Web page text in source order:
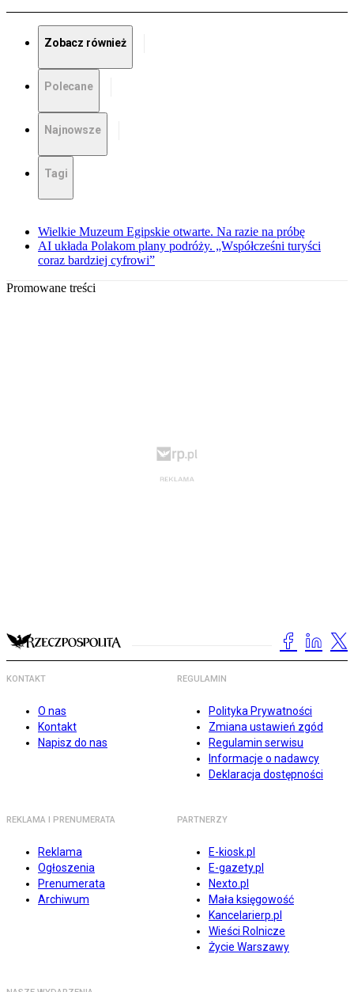
Zobacz również
Polecane
Najnowsze
Tagi
Wielkie Muzeum Egipskie otwarte. Na razie na próbę
AI układa Polakom plany podróży. „Współcześni turyści
coraz bardziej cyfrowi”
Promowane treści
KONTAKT
O nas
Kontakt
Napisz do nas
REGULAMIN
Polityka Prywatności
Zmiana ustawień zgód
Regulamin serwisu
Informacje o nadawcy
Deklaracja dostępności
REKLAMA I PRENUMERATA
Reklama
Ogłoszenia
Prenumerata
Archiwum
PARTNERZY
E-kiosk.pl
E-gazety.pl
Nexto.pl
Mała księgowość
Kancelarierp.pl
Wieści Rolnicze
Życie Warszawy